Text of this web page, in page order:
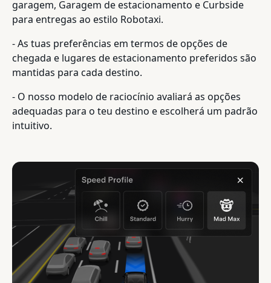
garagem, Garagem de estacionamento e Curbside
para entregas ao estilo Robotaxi.
- As tuas preferências em termos de opções de
chegada e lugares de estacionamento preferidos são
mantidas para cada destino.
- O nosso modelo de raciocínio avaliará as opções
adequadas para o teu destino e escolherá um padrão
intuitivo.